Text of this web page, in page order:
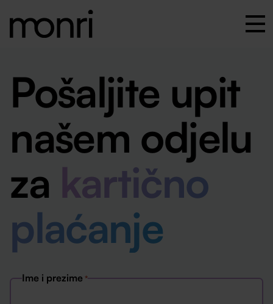
Pošaljite upit
našem odjelu
za kartično
plaćanje
Ime i prezime *